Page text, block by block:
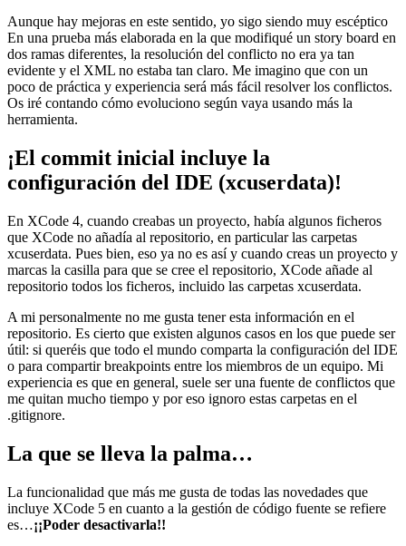
Aunque hay mejoras en este sentido, yo sigo siendo muy escéptico
En una prueba más elaborada en la que modifiqué un story board en
dos ramas diferentes, la resolución del conflicto no era ya tan
evidente y el XML no estaba tan claro. Me imagino que con un
poco de práctica y experiencia será más fácil resolver los conflictos.
Os iré contando cómo evoluciono según vaya usando más la
herramienta.
¡El commit inicial incluye la
configuración del IDE (xcuserdata)!
En XCode 4, cuando creabas un proyecto, había algunos ficheros
que XCode no añadía al repositorio, en particular las carpetas
xcuserdata. Pues bien, eso ya no es así y cuando creas un proyecto y
marcas la casilla para que se cree el repositorio, XCode añade al
repositorio todos los ficheros, incluido las carpetas xcuserdata.
A mi personalmente no me gusta tener esta información en el
repositorio. Es cierto que existen algunos casos en los que puede ser
útil: si queréis que todo el mundo comparta la configuración del IDE
o para compartir breakpoints entre los miembros de un equipo. Mi
experiencia es que en general, suele ser una fuente de conflictos que
me quitan mucho tiempo y por eso ignoro estas carpetas en el
.gitignore.
La que se lleva la palma…
La funcionalidad que más me gusta de todas las novedades que
incluye XCode 5 en cuanto a la gestión de código fuente se refiere
es…¡¡Poder desactivarla!!